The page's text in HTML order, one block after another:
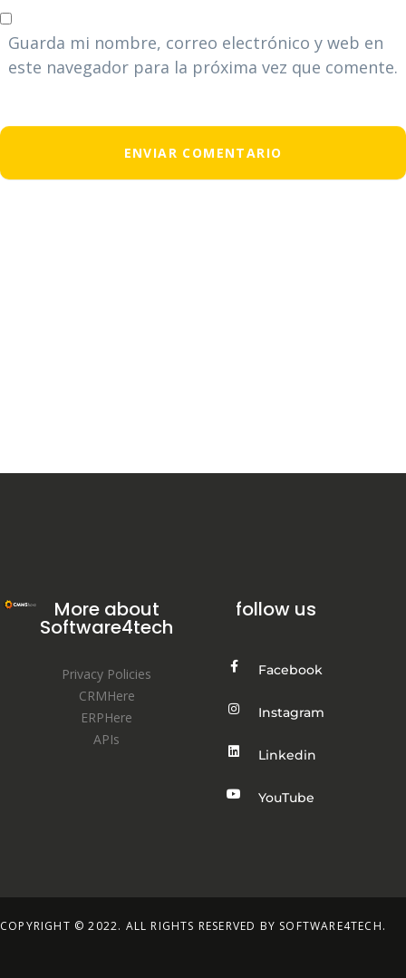
Guarda mi nombre, correo electrónico y web en
este navegador para la próxima vez que comente.
More about
Software4tech
Privacy Policies
CRMHere
ERPHere
APIs
follow us
Facebook
Instagram
Linkedin
YouTube
COPYRIGHT © 2022. ALL RIGHTS RESERVED BY SOFTWARE4TECH.